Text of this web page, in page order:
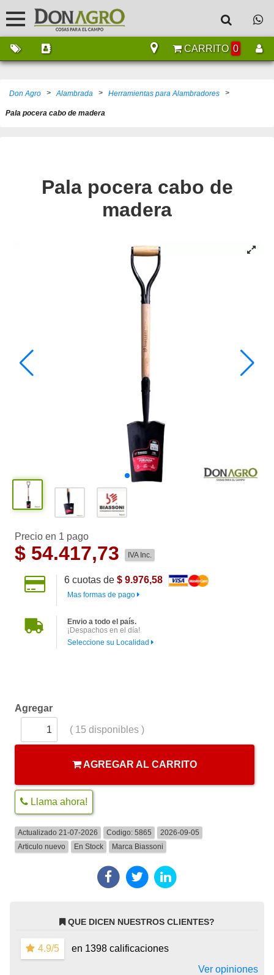
CARRITO 0
Don Agro > Alambrada > Herramientas para Alambradores >
Pala pocera cabo de madera
Pala pocera cabo de
madera
Precio en 1 pago
$ 54.417,73 IVA Inc.
6cuotas de $ 9.976,58
Mas formas de pago
Envio a todo el país.
¡Despachos en el día!
Seleccione su Localidad
Agregar
( 15disponibles )
AGREGAR AL CARRITO
Llama ahora!
Actualizado 21-07-2026 Codigo:5865
2026-09-05
Articulo nuevo
En Stock Marca Biassoni
QUE DICEN NUESTROS CLIENTES?
4.9/5
en 1398 calificaciones
Ver opiniones